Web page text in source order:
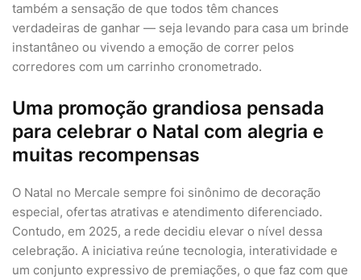
também a sensação de que todos têm chances
verdadeiras de ganhar — seja levando para casa um brinde
instantâneo ou vivendo a emoção de correr pelos
corredores com um carrinho cronometrado.
Uma promoção grandiosa pensada
para celebrar o Natal com alegria e
muitas recompensas
O Natal no Mercale sempre foi sinônimo de decoração
especial, ofertas atrativas e atendimento diferenciado.
Contudo, em 2025, a rede decidiu elevar o nível dessa
celebração. A iniciativa reúne tecnologia, interatividade e
um conjunto expressivo de premiações, o que faz com que